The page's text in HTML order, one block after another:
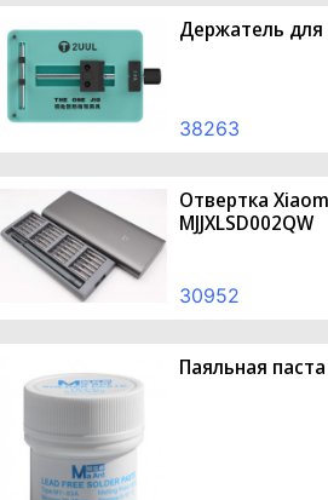
Держатель для
38263
Отвертка
MJJXLSD002QW
30952
Паяльная